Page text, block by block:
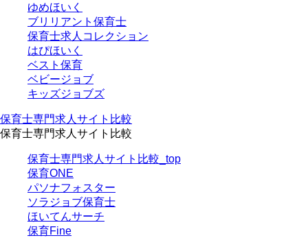
ゆめほいく
ブリリアント保育士
保育士求人コレクション
はぴほいく
ベスト保育
ベビージョブ
キッズジョブズ
保育士専門求人サイト比較
保育士専門求人サイト比較
保育士専門求人サイト比較_top
保育ONE
パソナフォスター
ソラジョブ保育士
ほいてんサーチ
保育Fine